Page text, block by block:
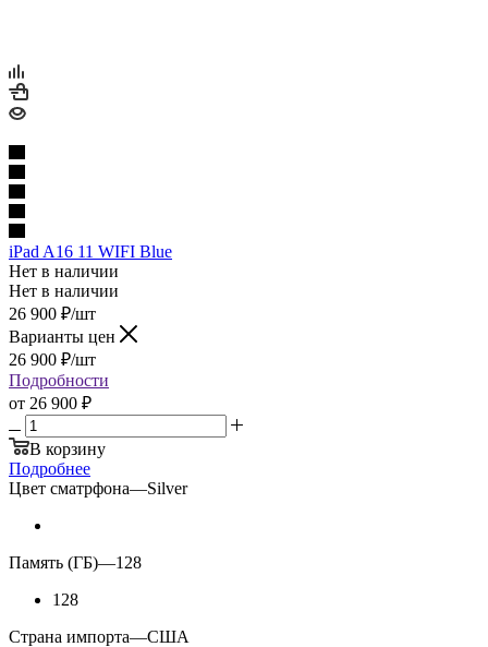
iPad A16 11 WIFI Blue
Нет в наличии
Нет в наличии
26 900 ₽/шт
Варианты цен
26 900 ₽/шт
Подробности
от 26 900 ₽
В корзину
Подробнее
Цвет сматрфона—Silver
Память (ГБ)—128
128
Страна импорта—США